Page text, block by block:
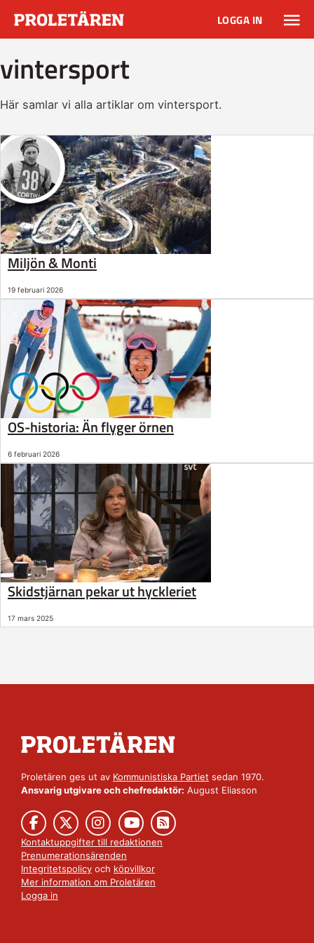
LOGGA IN
vintersport
Här samlar vi alla artiklar om vintersport.
Miljön & Monti
19 februari 2026
OS-historia: Än flyger örnen
6 februari 2026
Skidstjärnan pekar ut hyckleriet
17 mars 2025
Proletären ges ut av Kommunistiska Partiet sedan 1970.
Ansvarig utgivare och chefredaktör: August Eliasson
Kontaktuppgifter till redaktionen
Prenumerationsärenden
Integritetspolicy och köpvillkor
Mer information om Proletären
Logga in